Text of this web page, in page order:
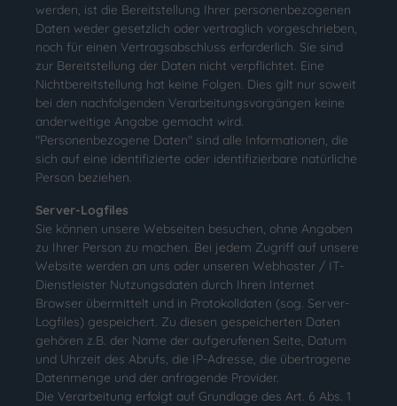
werden, ist die Bereitstellung Ihrer personenbezogenen
Daten weder gesetzlich oder vertraglich vorgeschrieben,
noch für einen Vertragsabschluss erforderlich. Sie sind
zur Bereitstellung der Daten nicht verpflichtet. Eine
Nichtbereitstellung hat keine Folgen. Dies gilt nur soweit
bei den nachfolgenden Verarbeitungsvorgängen keine
anderweitige Angabe gemacht wird.
"Personenbezogene Daten" sind alle Informationen, die
sich auf eine identifizierte oder identifizierbare natürliche
Person beziehen.
Server-Logfiles
Sie können unsere Webseiten besuchen, ohne Angaben
zu Ihrer Person zu machen. Bei jedem Zugriff auf unsere
Website werden an uns oder unseren Webhoster / IT-
Dienstleister Nutzungsdaten durch Ihren Internet
Browser übermittelt und in Protokolldaten (sog. Server-
Logfiles) gespeichert. Zu diesen gespeicherten Daten
gehören z.B. der Name der aufgerufenen Seite, Datum
und Uhrzeit des Abrufs, die IP-Adresse, die übertragene
Datenmenge und der anfragende Provider.
Die Verarbeitung erfolgt auf Grundlage des Art. 6 Abs. 1